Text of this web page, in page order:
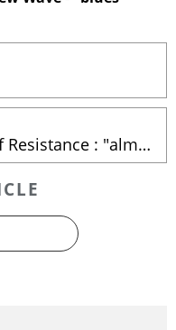
Naïssam Jalal & Rhythms Of Resistance : "almot wala almazala" (2016)